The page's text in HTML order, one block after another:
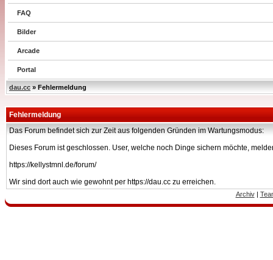
FAQ
Bilder
Arcade
Portal
dau.cc » Fehlermeldung
Fehlermeldung
Das Forum befindet sich zur Zeit aus folgenden Gründen im Wartungsmodus:
Dieses Forum ist geschlossen. User, welche noch Dinge sichern möchte,
https://kellystmnl.de/forum/
Wir sind dort auch wie gewohnt per https://dau.cc zu erreichen.
Archiv|